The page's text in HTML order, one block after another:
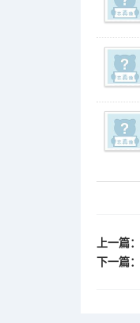
上一篇：
下一篇：